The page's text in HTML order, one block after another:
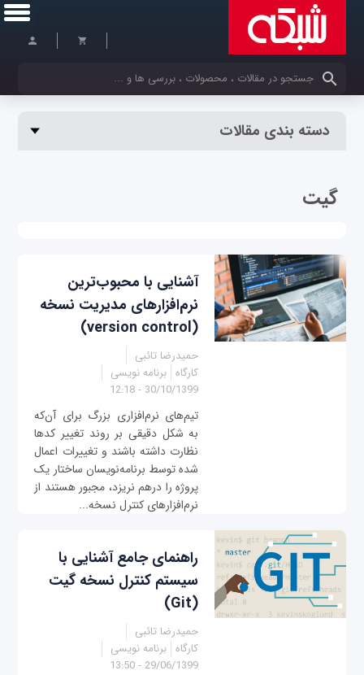
کلمات کلیدی خود را وارد کنید
دسته بندی مقالات
گیت
آشنایی با محبوب‌ترین
نرم‌افزارهای مدیریت نسخه
(version control)
حمیدرضا تائبی
کارگاه برنامه نویسی
30/10/1399 - 12:18
تیم‌های نرم‌افزاری بزرگ برای آن‌که
به شکل دقیقی بر روند تغییر کدها
نظارت داشته باشند و تغییرات اعمال
شده توسط برنامه‌نویسان ساختار یک
پروژه را درهم نریزد، مجبور هستند از
نرم‌افزارهای کنترل نسخه...
راهنمای جامع آشنایی با
سیستم کنترل نسخه گیت
(Git)
حمیدرضا تائبی
کارگاه برنامه نویسی
29/06/1399 - 13:50